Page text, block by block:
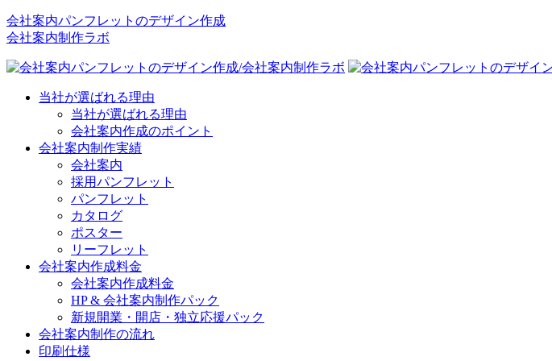
会社案内パンフレットのデザイン作成
会社案内制作ラボ
当社が選ばれる理由
当社が選ばれる理由
会社案内作成のポイント
会社案内制作実績
会社案内
採用パンフレット
パンフレット
カタログ
ポスター
リーフレット
会社案内作成料金
会社案内作成料金
HP & 会社案内制作パック
新規開業・開店・独立応援パック
会社案内制作の流れ
印刷仕様